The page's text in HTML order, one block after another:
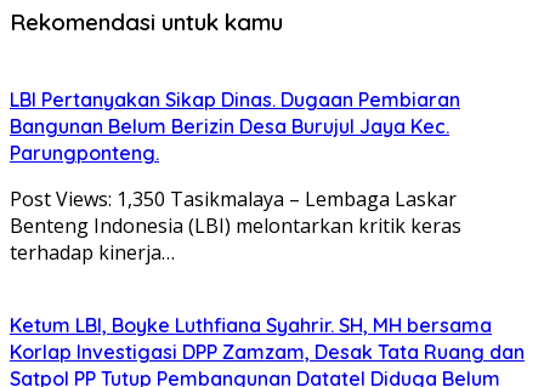
Rekomendasi untuk kamu
LBI Pertanyakan Sikap Dinas. Dugaan Pembiaran
Bangunan Belum Berizin Desa Burujul Jaya Kec.
Parungponteng.
Post Views: 1,350 Tasikmalaya – Lembaga Laskar
Benteng Indonesia (LBI) melontarkan kritik keras
terhadap kinerja…
Ketum LBI, Boyke Luthfiana Syahrir. SH, MH bersama
Korlap Investigasi DPP Zamzam, Desak Tata Ruang dan
Satpol PP Tutup Pembangunan Datatel Diduga Belum